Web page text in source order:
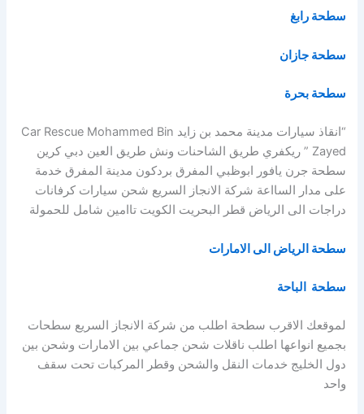
سطحة رابغ
سطحة جازان
سطحة بحرة
“انقاذ سيارات مدينة محمد بن زايد Car Rescue Mohammed Bin
Zayed ” ريكفري طريق الشاحنات ونش طريق العين دبي كرين
سطحة جرن يافور ابوظبي المفرق بردكون مدينة المفرق خدمة
على مدار السااعة شركة الانجاز السريع شحن سيارات كرفانات
دراجات الى الرياض قطر البحريت الكويت تاامين شامل للحمولة
سطحة الرياض الى الامارات
سطحة الباحة
لموقعك الاقرب سطحة اطلب من شركة الانجاز السريع سطحات
بجميع انواعها اطلب ناقلات شحن جماعي بين الامارات وشحن بين
دول الخليج خدمات النقل والشحن وقطر المركبات تحت سقف
واحد